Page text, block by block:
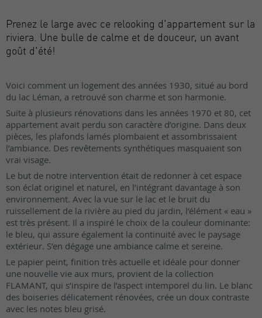
Prenez le large avec ce relooking d'appartement sur la
riviera. Une bulle de calme et de douceur, un avant
goût d'été!
Voici comment un logement des années 1930, situé au bord
du lac Léman, a retrouvé son charme et son harmonie.
Suite à plusieurs rénovations dans les années 1970 et 80, cet
appartement avait perdu son caractère d’origine. Dans deux
pièces, les plafonds lamés plombaient et assombrissaient
l’ambiance. Des revêtements synthétiques masquaient son
vrai visage.
Le but de notre intervention était de redonner à cet espace
son éclat originel et naturel, en l’intégrant davantage à son
environnement. Avec la vue sur le lac et le bruit du
ruissellement de la rivière au pied du jardin, l’élément « eau »
est très présent. Il a inspiré le choix de la couleur dominante:
le bleu, qui assure également la continuité avec le paysage
extérieur. S’en dégage une ambiance calme et sereine.
Le papier peint, finition très actuelle et idéale pour donner
une nouvelle vie aux murs, provient de la collection
FLAMANT, qui s’inspire de l’aspect intemporel du lin. Le blanc
des boiseries délicatement rénovées, crée un doux contraste
avec les notes bleu grisé.